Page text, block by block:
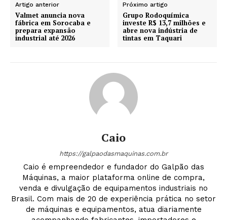
Artigo anterior
Valmet anuncia nova
fábrica em Sorocaba e
prepara expansão
industrial até 2026
Próximo artigo
Grupo Rodoquímica
investe R$ 13,7 milhões e
abre nova indústria de
tintas em Taquari
Caio
https://galpaodasmaquinas.com.br
Caio é empreendedor e fundador do Galpão das
Máquinas, a maior plataforma online de compra,
venda e divulgação de equipamentos industriais no
Brasil. Com mais de 20 de experiência prática no setor
de máquinas e equipamentos, atua diariamente